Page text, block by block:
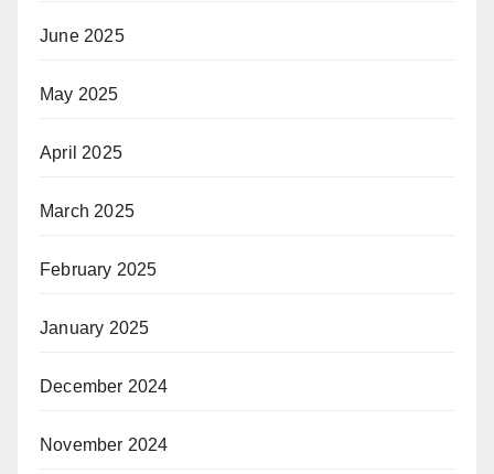
June 2025
May 2025
April 2025
March 2025
February 2025
January 2025
December 2024
November 2024